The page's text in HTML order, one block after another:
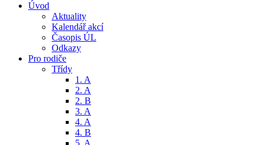
Úvod
Aktuality
Kalendář akcí
Časopis ÚL
Odkazy
Pro rodiče
Třídy
1. A
2. A
2. B
3. A
4. A
4. B
5. A